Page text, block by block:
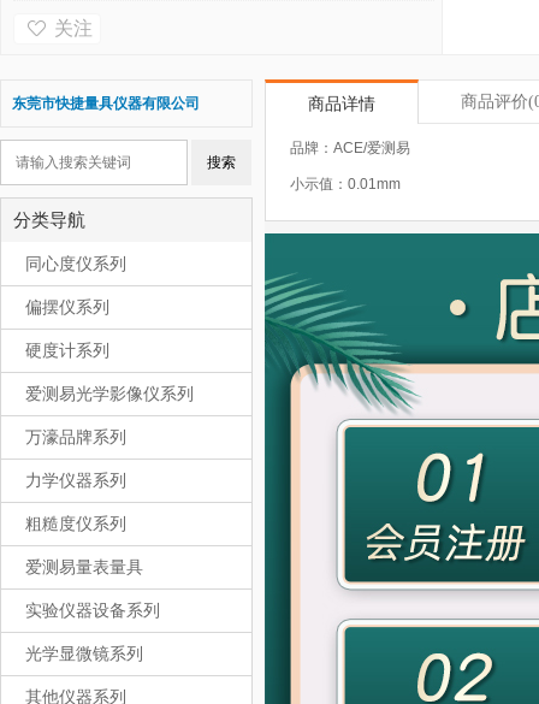
关注
商品详情 商品评价
品牌：ACE/爱测易
小示值：0.01mm
东莞市快捷量具仪器有限公司
分类导航
同心度仪系列
偏摆仪系列
硬度计系列
爱测易光学影像仪系列
万濠品牌系列
力学仪器系列
粗糙度仪系列
爱测易量表量具
实验仪器设备系列
光学显微镜系列
其他仪器系列